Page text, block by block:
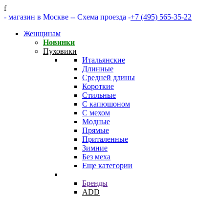
f
- магазин в Москве -- Схема проезда -+7 (495) 565-35-22
Женщинам
Новинки
Пуховики
Итальянские
Длинные
Средней длины
Короткие
Стильные
С капюшоном
С мехом
Модные
Прямые
Приталенные
Зимние
Без меха
Еще категории
Бренды
ADD